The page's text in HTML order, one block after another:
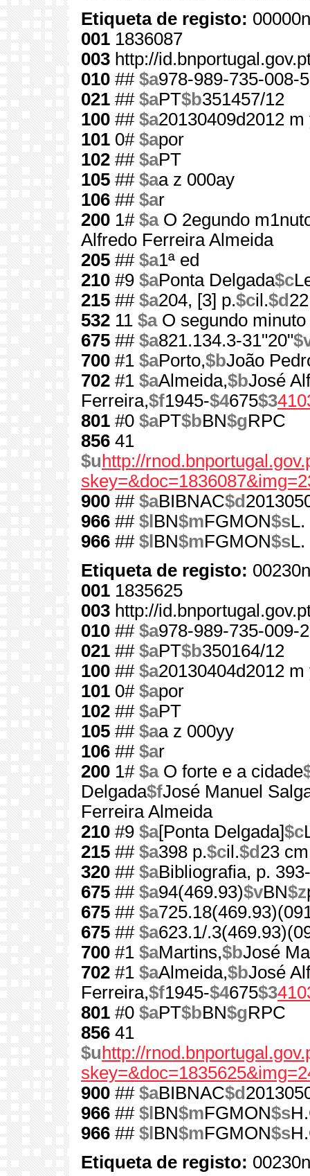
Etiqueta de registo:
001 1836087
003 http://
010 ## $a978-989-735-008-5
021 ## $aPT$b351457/12
100 ## $a20130409d2012
101 0# $apor
102 ## $aPT
105 ## $aa z 000ay
106 ## $ar
200 1# $aO 2egundo
Alfredo Ferreira Almeida
205 ## $a1ª ed
210 #9 $aPonta Delgada$c
215 ## $a204, [3] p.$cil.$d
532 11 $aO segundo minuto
675 ## $a821.134.3-31"20"
700 #1 $aPorto,$bJoão
702 #1 $aAlmeida,$bJosé
Ferreira,$f1945-$4675$3
801 #0 $aPT$bBN$gRPC
856 41
$u http://
900 ## $aBIBNAC$d
966 ## $l BN$mFGMON$sL.
966 ## $l BN$mFGMON$sL.
Etiqueta de registo:
001 1835625
003 http://
010 ## $a978-989-735-009-2
021 ## $aPT$b350164/12
100 ## $a20130404d2012
101 0# $apor
102 ## $aPT
105 ## $aa z 000yy
106 ## $ar
200 1# $aO forte e a cidade
Delgada$fJosé Manuel
Ferreira Almeida
210 #9 $a[Ponta Delgada]$c
215 ## $a398 p.$cil.$d 23 cm
320 ## $aBibliografia, p.
675 ## $a94(469.93)$vBN$z
675 ## $a
675 ## $a623.1/
700 #1 $aMartins,$bJosé
702 #1 $aAlmeida,$bJosé
Ferreira,$f1945-$4675$3
801 #0 $aPT$bBN$gRPC
856 41
$u http://
900 ## $aBIBNAC$d
966 ## $l BN$mFGMON$s
966 ## $l BN$mFGMON$s
Etiqueta de registo: